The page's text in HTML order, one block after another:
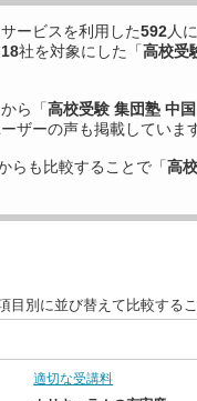
ービスを利用した592人
18社を対象にした「高校受
ら「高校受験 集団塾 中
ザーの声も掲載しています
らも比較することで「高
別に並び替えて比較するこ
適切な受講料